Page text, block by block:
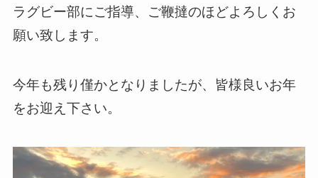
ラグビー部にご指導、ご鞭撻のほどよろしくお
願い致します。
今年も残り僅かとなりましたが、皆様良いお年
をお迎え下さい。